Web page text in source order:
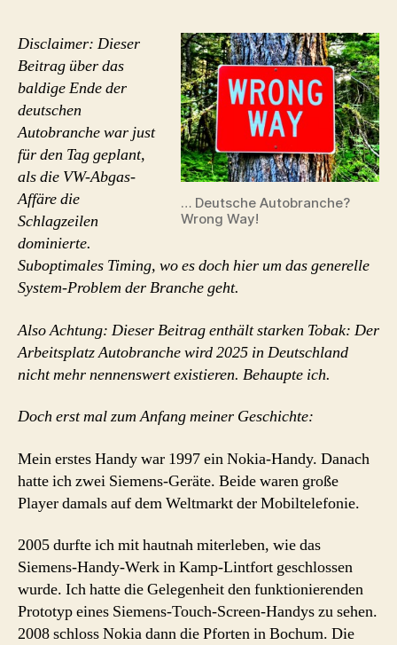
Arbeitsplatz
Autobranche?
In
Zukunft
Geschichte.
… Deutsche Autobranche?
Wrong Way!
Disclaimer: Dieser
Beitrag über das
baldige Ende der
deutschen
Autobranche war just
für den Tag geplant,
als die VW-Abgas-
Affäre die
Schlagzeilen
dominierte.
Suboptimales Timing, wo es doch hier um das generelle
System-Problem der Branche geht.
Also Achtung: Dieser Beitrag enthält starken Tobak: Der
Arbeitsplatz Autobranche wird 2025 in Deutschland
nicht mehr nennenswert existieren. Behaupte ich.
Doch erst mal zum Anfang meiner Geschichte:
Mein erstes Handy war 1997 ein Nokia-Handy. Danach
hatte ich zwei Siemens-Geräte. Beide waren große
Player damals auf dem Weltmarkt der Mobiltelefonie.
2005 durfte ich mit hautnah miterleben, wie das
Siemens-Handy-Werk in Kamp-Lintfort geschlossen
wurde. Ich hatte die Gelegenheit den funktionierenden
Prototyp eines Siemens-Touch-Screen-Handys zu sehen.
2008 schloss Nokia dann die Pforten in Bochum. Die